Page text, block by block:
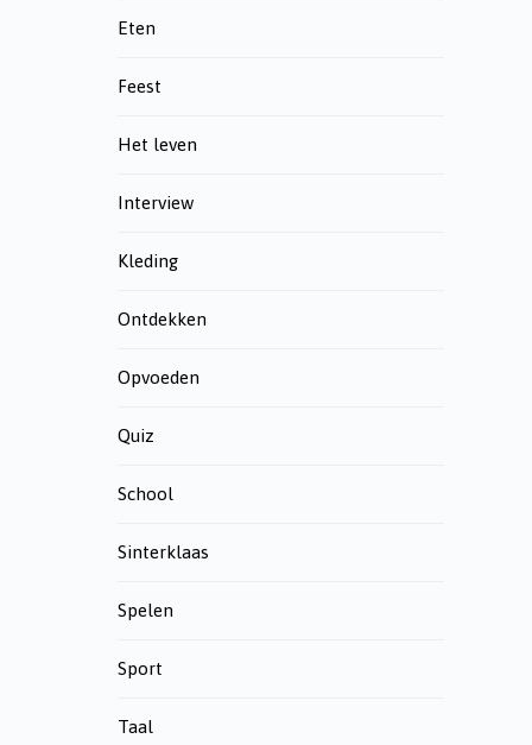
Eten
Feest
Het leven
Interview
Kleding
Ontdekken
Opvoeden
Quiz
School
Sinterklaas
Spelen
Sport
Taal